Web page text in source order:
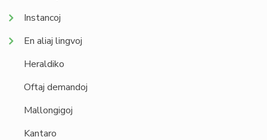
Instancoj
En aliaj lingvoj
Heraldiko
Oftaj demandoj
Mallongigoj
Kantaro